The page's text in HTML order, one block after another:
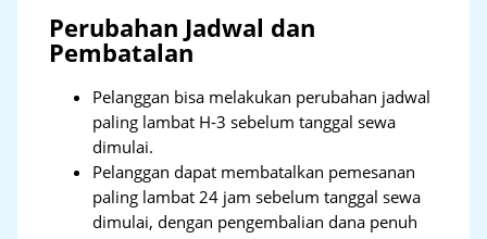
Perubahan Jadwal dan
Pembatalan
Pelanggan bisa melakukan perubahan jadwal
paling lambat H-3 sebelum tanggal sewa
dimulai.
Pelanggan dapat membatalkan pemesanan
paling lambat 24 jam sebelum tanggal sewa
dimulai, dengan pengembalian dana penuh